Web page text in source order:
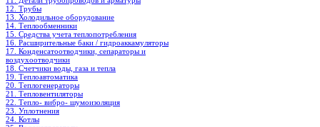
12. Трубы
13. Холодильное oборудование
14. Теплообменники
15. Средства учета теплопотребления
16. Расширительные баки / гидроаккамуляторы
17. Конденсатоотводчики, сепараторы и
воздухоотводчики
18. Счетчики воды, газа и тепла
19. Теплоавтоматика
20. Теплогенераторы
21. Тепловентиляторы
22. Тепло- вибро- шумоизоляция
23. Уплотнения
24. Котлы